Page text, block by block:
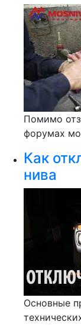
Помимо
форумах
Как
нива
Основные